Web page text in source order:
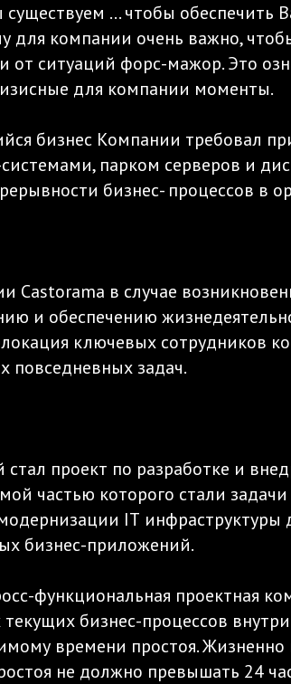
… чтобы обеспечить
компании очень важно,
ситуаций форс-мажор. Это
для компании моменты.
бизнес Компании требовал
парком серверов и
бизнес- процессов в
Castorama в случае
и обеспечению
ключевых сотрудников
повседневных задач.
проект по разработке и
частью которого стали
IТ
бизнес-приложений.
функциональная проектная
текущих бизнес-процессов
времени простоя.
не должно превышать 24